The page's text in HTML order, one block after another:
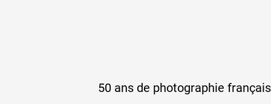
50 ans de photographie